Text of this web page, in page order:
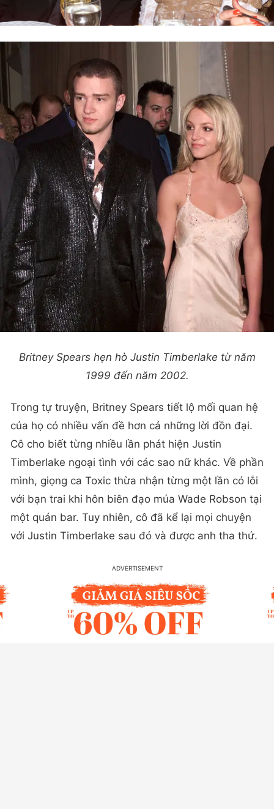
Britney Spears hẹn hò Justin Timberlake từ năm
1999 đến năm 2002.
Trong tự truyện, Britney Spears tiết lộ mối quan hệ
của họ có nhiều vấn đề hơn cả những lời đồn đại.
Cô cho biết từng nhiều lần phát hiện Justin
Timberlake ngoại tình với các sao nữ khác. Về phần
mình, giọng ca Toxic thừa nhận từng một lần có lỗi
với bạn trai khi hôn biên đạo múa Wade Robson tại
một quán bar. Tuy nhiên, cô đã kể lại mọi chuyện
với Justin Timberlake sau đó và được anh tha thứ.